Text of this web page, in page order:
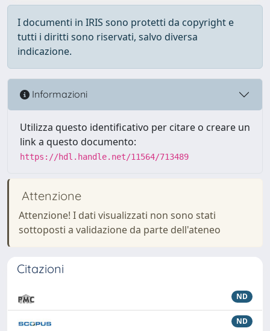
I documenti in IRIS sono protetti da copyright e
tutti i diritti sono riservati, salvo diversa
indicazione.
Informazioni
Utilizza questo identificativo per citare o creare un
link a questo documento:
https://hdl.handle.net/11564/713489
Attenzione
Attenzione! I dati visualizzati non sono stati
sottoposti a validazione da parte dell'ateneo
Citazioni
ND
ND